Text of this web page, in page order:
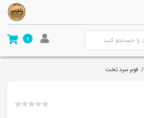
0
/ فوم سرد تخت